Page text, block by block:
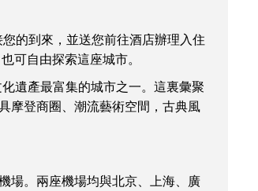
的到來，並送您前往酒店辦理入住
可自由探索這座城市。
遺產最富集的城市之一。這裏彙聚
摩登商圈、潮流藝術空間，古典風
場。兩座機場均與北京、上海、廣